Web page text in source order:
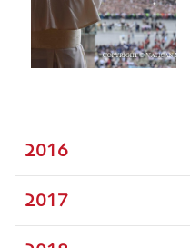
2016
2017